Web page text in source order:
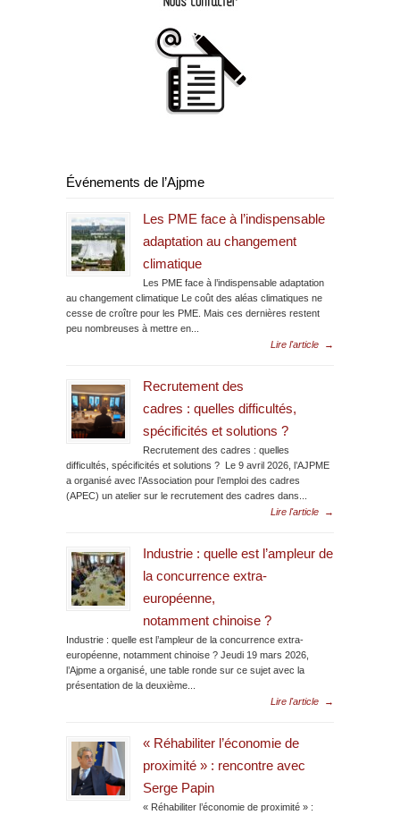
Événements de l’Ajpme
Les PME face à l’indispensable
adaptation au changement
climatique
Les PME face à l’indispensable adaptation
au changement climatique Le coût des aléas climatiques ne
cesse de croître pour les PME. Mais ces dernières restent
peu nombreuses à mettre en...
Lire l'article
→
Recrutement des
cadres : quelles difficultés,
spécificités et solutions ?
Recrutement des cadres : quelles
difficultés, spécificités et solutions ? Le 9 avril 2026, l’AJPME
a organisé avec l’Association pour l’emploi des cadres
(APEC) un atelier sur le recrutement des cadres dans...
Lire l'article
→
Industrie : quelle est l’ampleur de
la concurrence extra-
européenne,
notamment chinoise ?
Industrie : quelle est l’ampleur de la concurrence extra-
européenne, notamment chinoise ? Jeudi 19 mars 2026,
l’Ajpme a organisé, une table ronde sur ce sujet avec la
présentation de la deuxième...
Lire l'article
→
« Réhabiliter l’économie de
proximité » : rencontre avec
Serge Papin
« Réhabiliter l’économie de proximité » :